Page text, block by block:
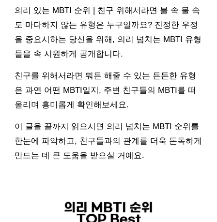
의리 있는 MBTI 순위 | 친구 위해서라면 불 속 물 속
도 마다하지 않는 유형은 누구일까요? 진정한 우정
을 중요시하는 당신을 위해, 의리 넘치는 MBTI 유형
들을 속 시원하게 공개합니다.
친구를 위해서라면 뭐든 해줄 수 있는 든든한 유형
은 과연 어떤 MBTI일지, 주변 친구들의 MBTI를 떠
올리며 흥미롭게 확인해보세요.
이 글을 끝까지 읽으시면 의리 넘치는 MBTI 순위를
한눈에 파악하고, 친구들과의 관계를 더욱 돈독하게
만드는 데 큰 도움을 받으실 거예요.